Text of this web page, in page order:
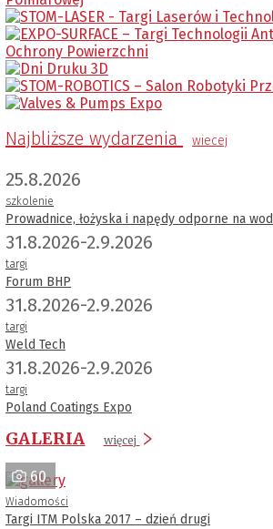
Najbliższe wydarzenia wiecej
25.8.2026
szkolenie
Prowadnice, łożyska i napędy odporne na
31.8.2026-2.9.2026
targi
Forum BHP
31.8.2026-2.9.2026
targi
Weld Tech
31.8.2026-2.9.2026
targi
Poland Coatings Expo
GALERIA więcej
60
Wiadomości
Targi ITM Polska 2017 – dzień drugi